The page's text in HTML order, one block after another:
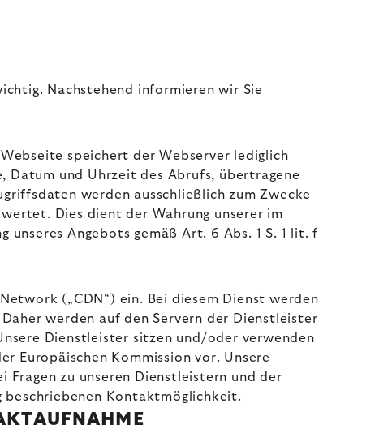
Nachstehend informieren wir Sie
speichert der Webserver lediglich
Datum und Uhrzeit des Abrufs, übertragene
werden ausschließlich zum Zwecke
Dies dient der Wahrung unserer im
Angebots gemäß Art. 6 Abs. 1 S. 1 lit. f
(„CDN“) ein. Bei diesem Dienst werden
werden auf den Servern der Dienstleister
Dienstleister sitzen und/oder verwenden
Europäischen Kommission vor. Unsere
Fragen zu unseren Dienstleistern und der
beschriebenen Kontaktmöglichkeit.